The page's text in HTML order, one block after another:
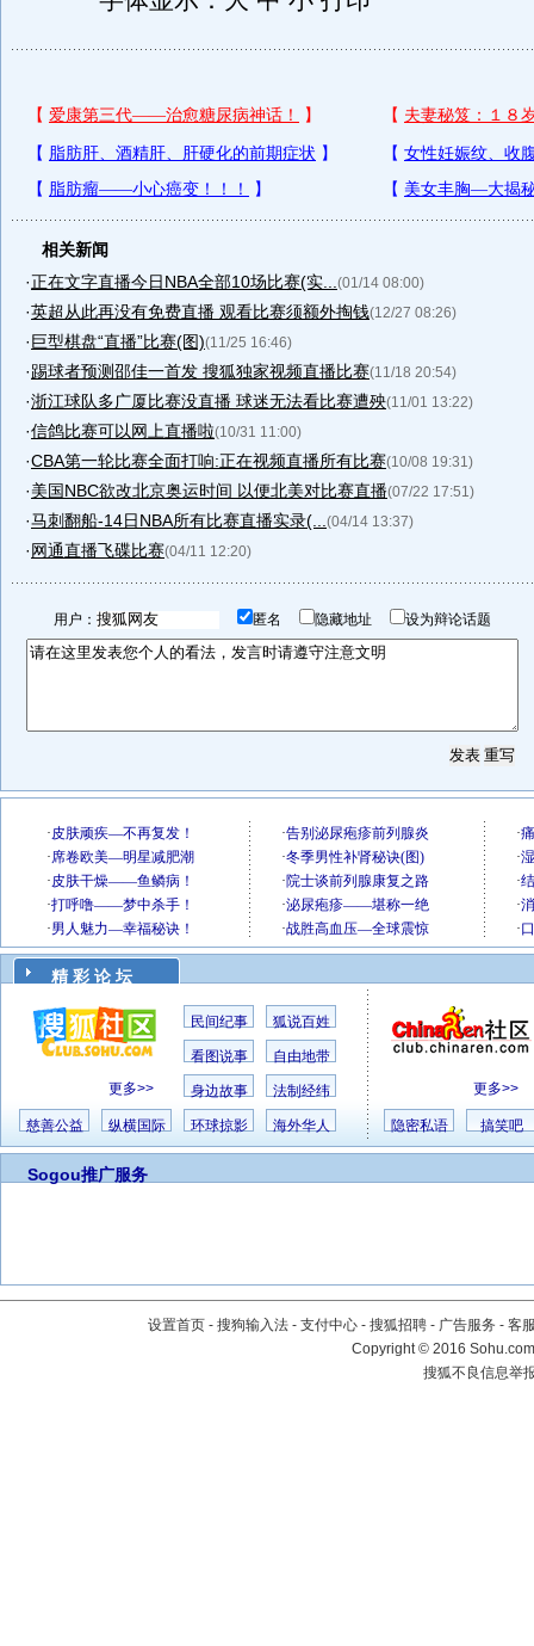
相关新闻
·正在文字直播今日NBA全部10场比赛(实... (01/14 08:00)
·英超从此再没有免费直播 观看比赛须额外掏钱(12/27 08:26)
·巨型棋盘“直播”比赛(图)(11/25 16:46)
·踢球者预测邵佳一首发 搜狐独家视频直播比赛(11/18 20:54)
·浙江球队多广厦比赛没直播 球迷无法看比赛遭殃(11/01 13:22)
·信鸽比赛可以网上直播啦(10/31 11:00)
·CBA第一轮比赛全面打响:正在视频直播所有比赛(10/08 19:31)
·美国NBC欲改北京奥运时间 以便北美对比赛直播(07/22 17:51)
·马刺翻船-14日NBA所有比赛直播实录(... (04/14 13:37)
·网通直播飞碟比赛(04/11 12:20)
用户： 匿名 隐藏地址 设为辩论话题
精 彩 论 坛
更多>>
民间纪事 狐说百姓
看图说事 自由地带
身边故事 法制经纬
慈善公益 纵横国际 环球掠影 海外华人
更多>>
隐密私语 搞笑吧
Sogou推广服务
设置首页 - 搜狗输入法 - 支付中心 - 搜狐招聘 - 广告服务 - 客
Copyright©2016
搜狐不良信息举